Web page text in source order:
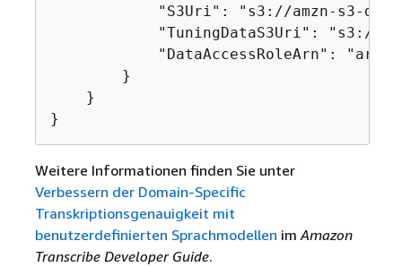
"S3Uri": "s3://amzn-s3-
"TuningDataS3Uri": "s3://
"DataAccessRoleArn":
        }
    }
}
Weitere Informationen finden Sie unter
Verbessern der Domain-Specific
Transkriptionsgenauigkeit mit
benutzerdefinierten Sprachmodellen im Amazon
Transcribe Developer Guide.